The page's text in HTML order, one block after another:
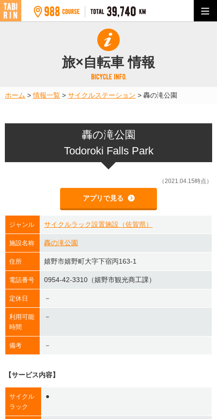
旅×自転車 情報
ホーム >情報一覧 > サイクルステーション > 轟の滝公園
轟の滝公園
Todoroki Falls Park
（2021.04.15時点）
アプリで見る
ジャンル サイクルラック設置施設（佐賀県）
施設名称 轟の滝公園
住所 嬉野市嬉野町大字下宿丙163-1
電話番号 0954-42-3310（嬉野市観光商工課）
定休日 －
利用可能
時間
－
備考 －
【サービス内容】
サイクル
ラック
●